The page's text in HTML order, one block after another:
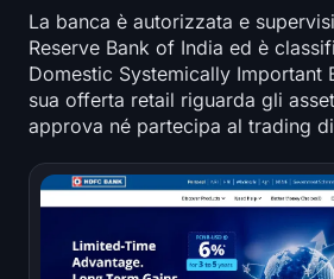
La banca è autorizzata e
Reserve Bank of India ed è
Domestic Systemically Important
sua offerta retail riguarda gli
approva né partecipa al trading